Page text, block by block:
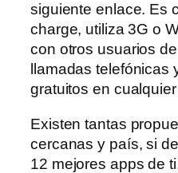
siguiente enlace. Es
charge, utiliza 3G o
con otros usuarios
llamadas telefónicas
gratuitos en
Existen tantas
cercanas y país, si
12 mejores apps de